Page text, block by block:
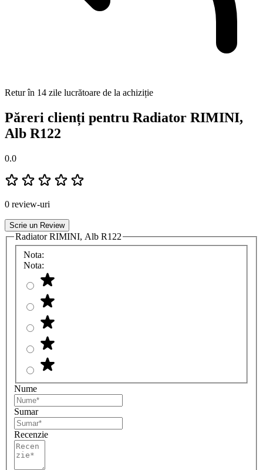
Retur în 14 zile lucrătoare de la achiziție
Păreri clienți pentru Radiator RIMINI,
Alb R122
0.0
0 review-uri
Scrie un Review
Radiator RIMINI, Alb R122
Nota:
Nota:
Nume
Sumar
Recenzie